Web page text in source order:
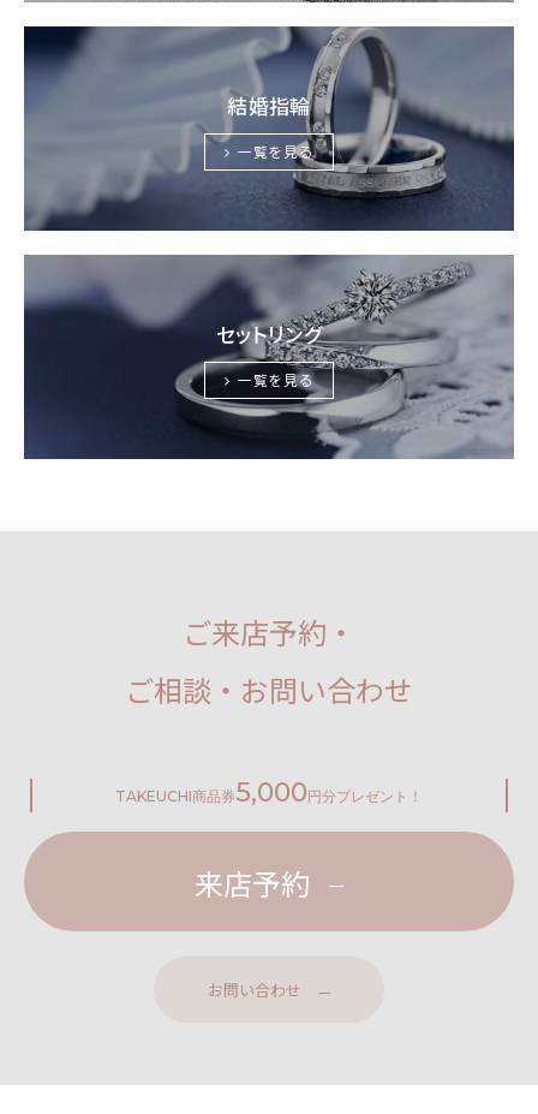
結婚指輪
一覧を見る
セットリング
一覧を見る
ご来店予約・
ご相談・お問い合わせ
TAKEUCHI商品券5,000円分プレゼント！
来店予約
お問い合わせ